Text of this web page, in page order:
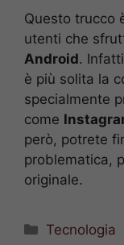
Questo trucco
utenti che
Android.
è più solita la
specialmente
come
però, potrete
problematica,
originale.
Categorie
Tecnologia